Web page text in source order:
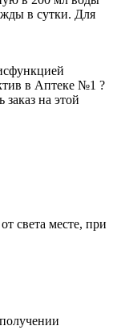
в сутки. Для
в Аптеке №1 ?
на этой
света месте, при